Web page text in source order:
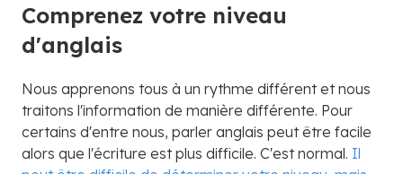
Comprenez votre niveau
d'anglais
Nous apprenons tous à un rythme différent et nous
traitons l'information de manière différente. Pour
certains d'entre nous, parler anglais peut être facile
alors que l'écriture est plus difficile. C'est normal. Il